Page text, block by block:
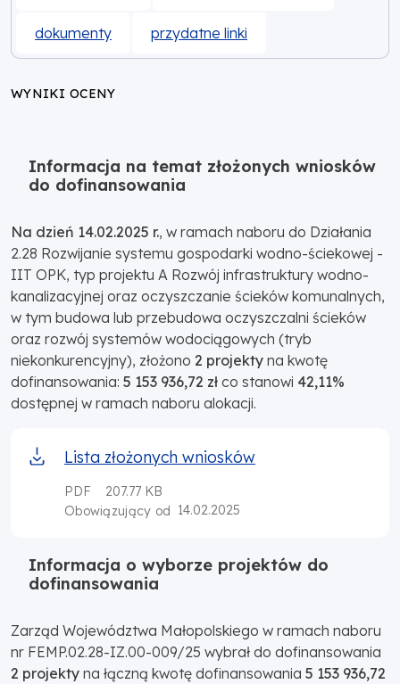
dokumenty przydatne linki
WYNIKI OCENY
Informacja na temat złożonych wniosków
do dofinansowania
Na dzień 14.02.2025 r., w ramach naboru do Działania
2.28 Rozwijanie systemu gospodarki wodno-ściekowej -
IIT OPK, typ projektu A Rozwój infrastruktury wodno-
kanalizacyjnej oraz oczyszczanie ścieków komunalnych,
w tym budowa lub przebudowa oczyszczalni ścieków
oraz rozwój systemów wodociągowych (tryb
niekonkurencyjny), złożono 2 projekty na kwotę
dofinansowania: 5 153 936,72 zł co stanowi 42,11%
dostępnej w ramach naboru alokacji.
Lista złożonych wniosków
PDF
207.77 KB
Obowiązujący od 14.02.2025
Informacja o wyborze projektów do
dofinansowania
Zarząd Województwa Małopolskiego w ramach naboru
nr FEMP.02.28-IZ.00-009/25 wybrał do dofinansowania
2 projekty na łączną kwotę dofinansowania 5 153 936,72